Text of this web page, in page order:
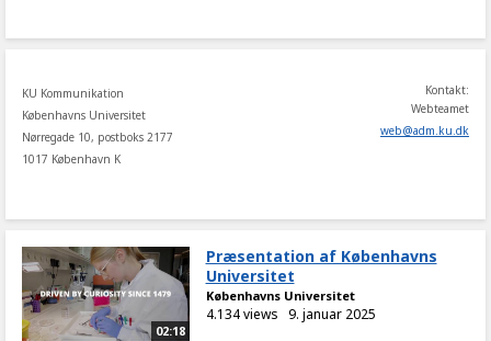
KU Kommunikation
Københavns Universitet
Nørregade 10, postboks 2177
1017 København K
Kontakt:
Webteamet
web@adm.ku.dk
02:18
Præsentation af Københavns
Universitet
Københavns Universitet
4.134 views 9. januar 2025